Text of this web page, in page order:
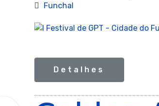
Funchal
Detalhes